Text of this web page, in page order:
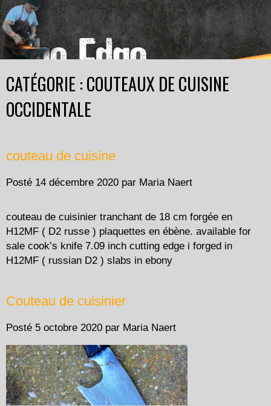
CATÉGORIE : COUTEAUX DE CUISINE
OCCIDENTALE
couteau de cuisine
Posté 14 décembre 2020 par Maria Naert
couteau de cuisinier tranchant de 18 cm forgée en
H12MF ( D2 russe ) plaquettes en ébène. available for
sale cook’s knife 7.09 inch cutting edge i forged in
H12MF ( russian D2 ) slabs in ebony
Couteau de cuisinier
Posté 5 octobre 2020 par Maria Naert